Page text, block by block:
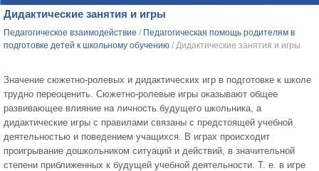
СОЦИАЛЬНАЯ ПЕДАГОГИКА УЧЕБНЫЕ МАТЕРИАЛЫ
Дидактические занятия и игры
Педагогическое взаимодействие / Педагогическая помощь родителям в
подготовке детей к школьному обучению / Дидактические занятия и игры
Значение сюжетно-ролевых и дидактических игр в подготовке к школе
трудно переоценить. Сюжетно-ролевые игры оказывают общее
развивающее влияние на личность будущего школьника, а
дидактические игры с правилами связаны с предстоящей учебной
деятельностью и поведением учащихся. В играх происходит
проигрывание дошкольником ситуаций и действий, в значительной
степени приближенных к будущей учебной деятельности. Т. е. в игре